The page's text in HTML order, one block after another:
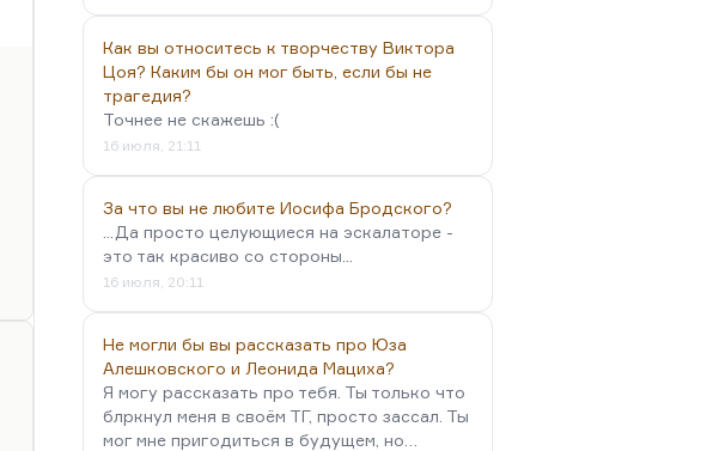
Как вы относитесь к творчеству Виктора
Цоя? Каким бы он мог быть, если бы не
трагедия?
Точнее не скажешь :(
16 июля, 21:11
За что вы не любите Иосифа Бродского?
...Да просто целующиеся на эскалаторе -
это так красиво со стороны...
16 июля, 20:11
Не могли бы вы рассказать про Юза
Алешковского и Леонида Мациха?
Я могу рассказать про тебя. Ты только что
блркнул меня в своём ТГ, просто зассал. Ты
мог мне пригодиться в будущем, но…